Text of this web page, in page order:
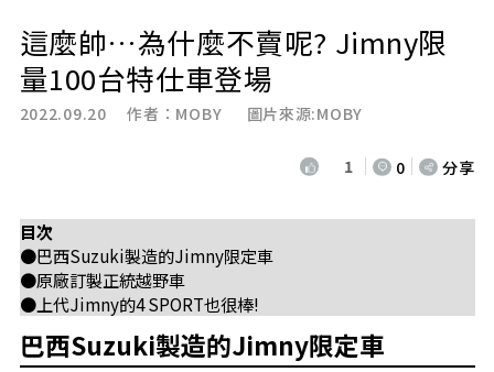
這麼帥…為什麼不賣呢? Jimny限
量100台特仕車登場
2022.09.20 作者： MOBY 圖片來源:MOBY
1 0 分享
目次
●巴西Suzuki製造的Jimny限定車
●原廠訂製正統越野車
●上代Jimny的4 SPORT也很棒!
巴西Suzuki製造的Jimny限定車